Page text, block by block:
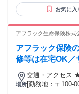
】 ■ オフィスワ
ーサービス･サ
営業のご経験 ■ 金融･保
しながら自由に
でできる仕事を
＿.＿.＿.＿.＿.＿.＿.＿ ・保険プランナー ・
・ファイナンシ
お気に入
アフラック生命保険株式
アフラック保険
修等は在宅OK／
場所
交通・アクセス
宿区西新宿」へ
[勤務地：〒100-